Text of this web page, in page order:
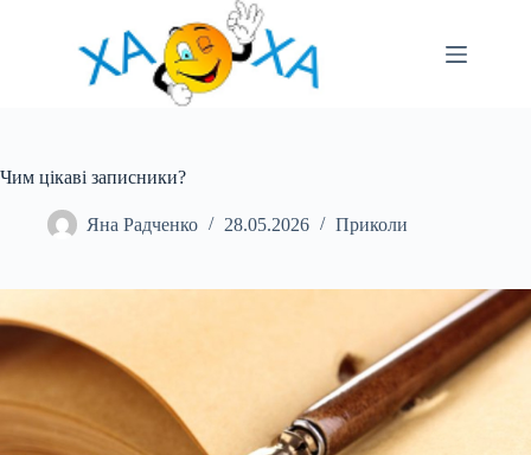
Чим цікаві записники?
Яна Радченко 28.05.2026 Приколи